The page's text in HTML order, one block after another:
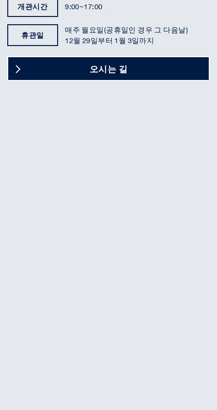
개관시간 9:00~17:00
휴관일
매주 월요일(공휴일인 경우 그 다음날)
12월 29일부터 1월 3일까지
오시는 길